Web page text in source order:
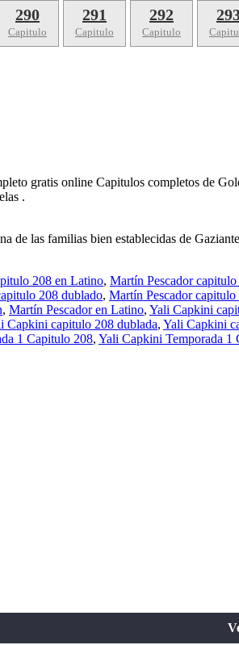
290
Capitulo
291
Capitulo
292
Capitulo
gratis online Capitulos completos de
.
las familias bien establecidas de
208 en Latino, Martín Pescador
208 dublado, Martín Pescador
, Martín Pescador en Latino, Yali Capkini
Capkini capitulo 208 dublada, Yali Capkini
1 Capitulo 208, Yali Capkini Temporada 1